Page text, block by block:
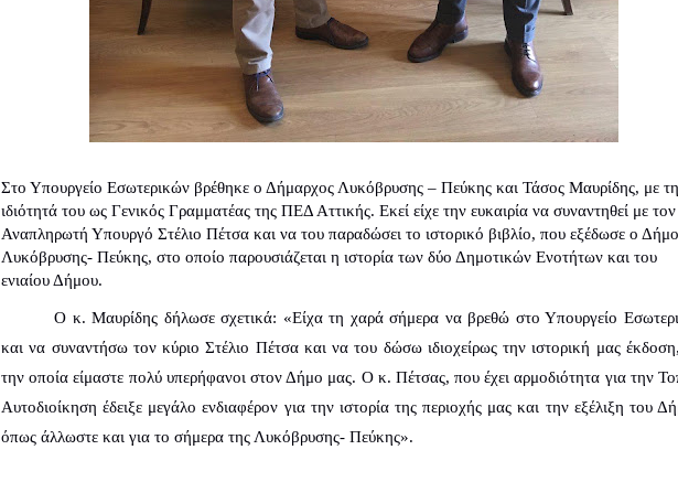
Στο Υπουργείο Εσωτερικών βρέθηκε ο Δήμαρχος Λυκόβρυσης – Πεύκης και Τάσος Μαυρίδης, με
ιδιότητά του ως Γενικός Γραμματέας της ΠΕΔ Αττικής. Εκεί είχε την ευκαιρία να συναντηθεί με τον
Αναπληρωτή Υπουργό Στέλιο Πέτσα και να του παραδώσει το ιστορικό βιβλίο, που εξέδωσε ο
Λυκόβρυσης- Πεύκης, στο οποίο παρουσιάζεται η ιστορία των δύο Δημοτικών Ενοτήτων και του
ενιαίου Δήμου.
Ο κ. Μαυρίδης δήλωσε σχετικά: «Είχα τη χαρά σήμερα να βρεθώ στο Υπουργείο
και να συναντήσω τον κύριο Στέλιο Πέτσα και να του δώσω ιδιοχείρως την ιστορική μας
την οποία είμαστε πολύ υπερήφανοι στον Δήμο μας. Ο κ. Πέτσας, που έχει αρμοδιότητα για την
Αυτοδιοίκηση έδειξε μεγάλο ενδιαφέρον για την ιστορία της περιοχής μας και την εξέλιξη του
όπως άλλωστε και για το σήμερα της Λυκόβρυσης- Πεύκης».